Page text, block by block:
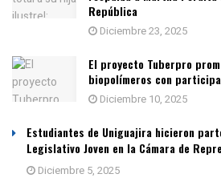
República
Diciembre 23, 2025
El proyecto Tuberpro
biopolímeros con
Diciembre 10, 2025
Estudiantes de Uniguajira hicieron
Legislativo Joven en la Cámara de
Diciembre 5, 2025